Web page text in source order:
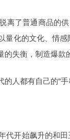
离了普通商品的
量化的文化、情
的失衡，制造爆款
人都有自己的“手
代开始飙升的和